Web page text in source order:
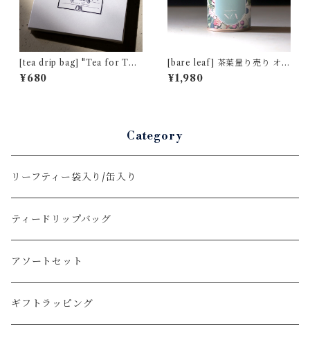
[tea drip bag] "Tea for Tw
o" プレミアム キームン [通常
パッケージ]
¥680
[bare leaf] 茶葉量り売り オリ
ジナル缶 50g ["Wildberry"
デザイン]
¥1,980
Category
リーフティー袋入り/缶入り
ティードリップバッグ
アソートセット
ギフトラッピング